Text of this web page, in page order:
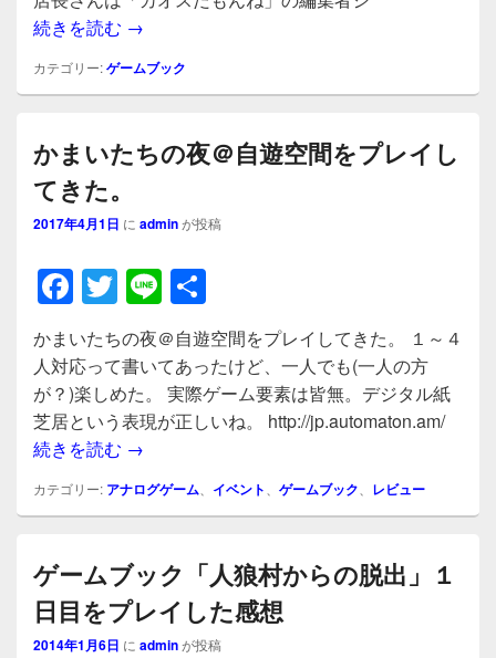
o
o
k
続きを読む 本日オープンしたゲームブックカフェ「ヨミ
→
カテゴリー:ゲームブック
かまいたちの夜＠自遊空間をプレイし
てきた。
2017年4月1日 に adminが投稿
F
a
c
e
b
o
o
k
T
wi
tt
er
Li
n
e
有
かまいたちの夜＠自遊空間をプレイしてきた。 １～４
人対応って書いてあったけど、一人でも(一人の方
が？)楽しめた。 実際ゲーム要素は皆無。デジタル紙
芝居という表現が正しいね。 http://jp.automaton.am/
続きを読む かまいたちの夜＠自遊空間をプレイしてきた。
→
カテゴリー: アナログゲーム イベント ゲームブック レビュー
ゲームブック「人狼村からの脱出」１
日目をプレイした感想
2014年1月6日 に adminが投稿